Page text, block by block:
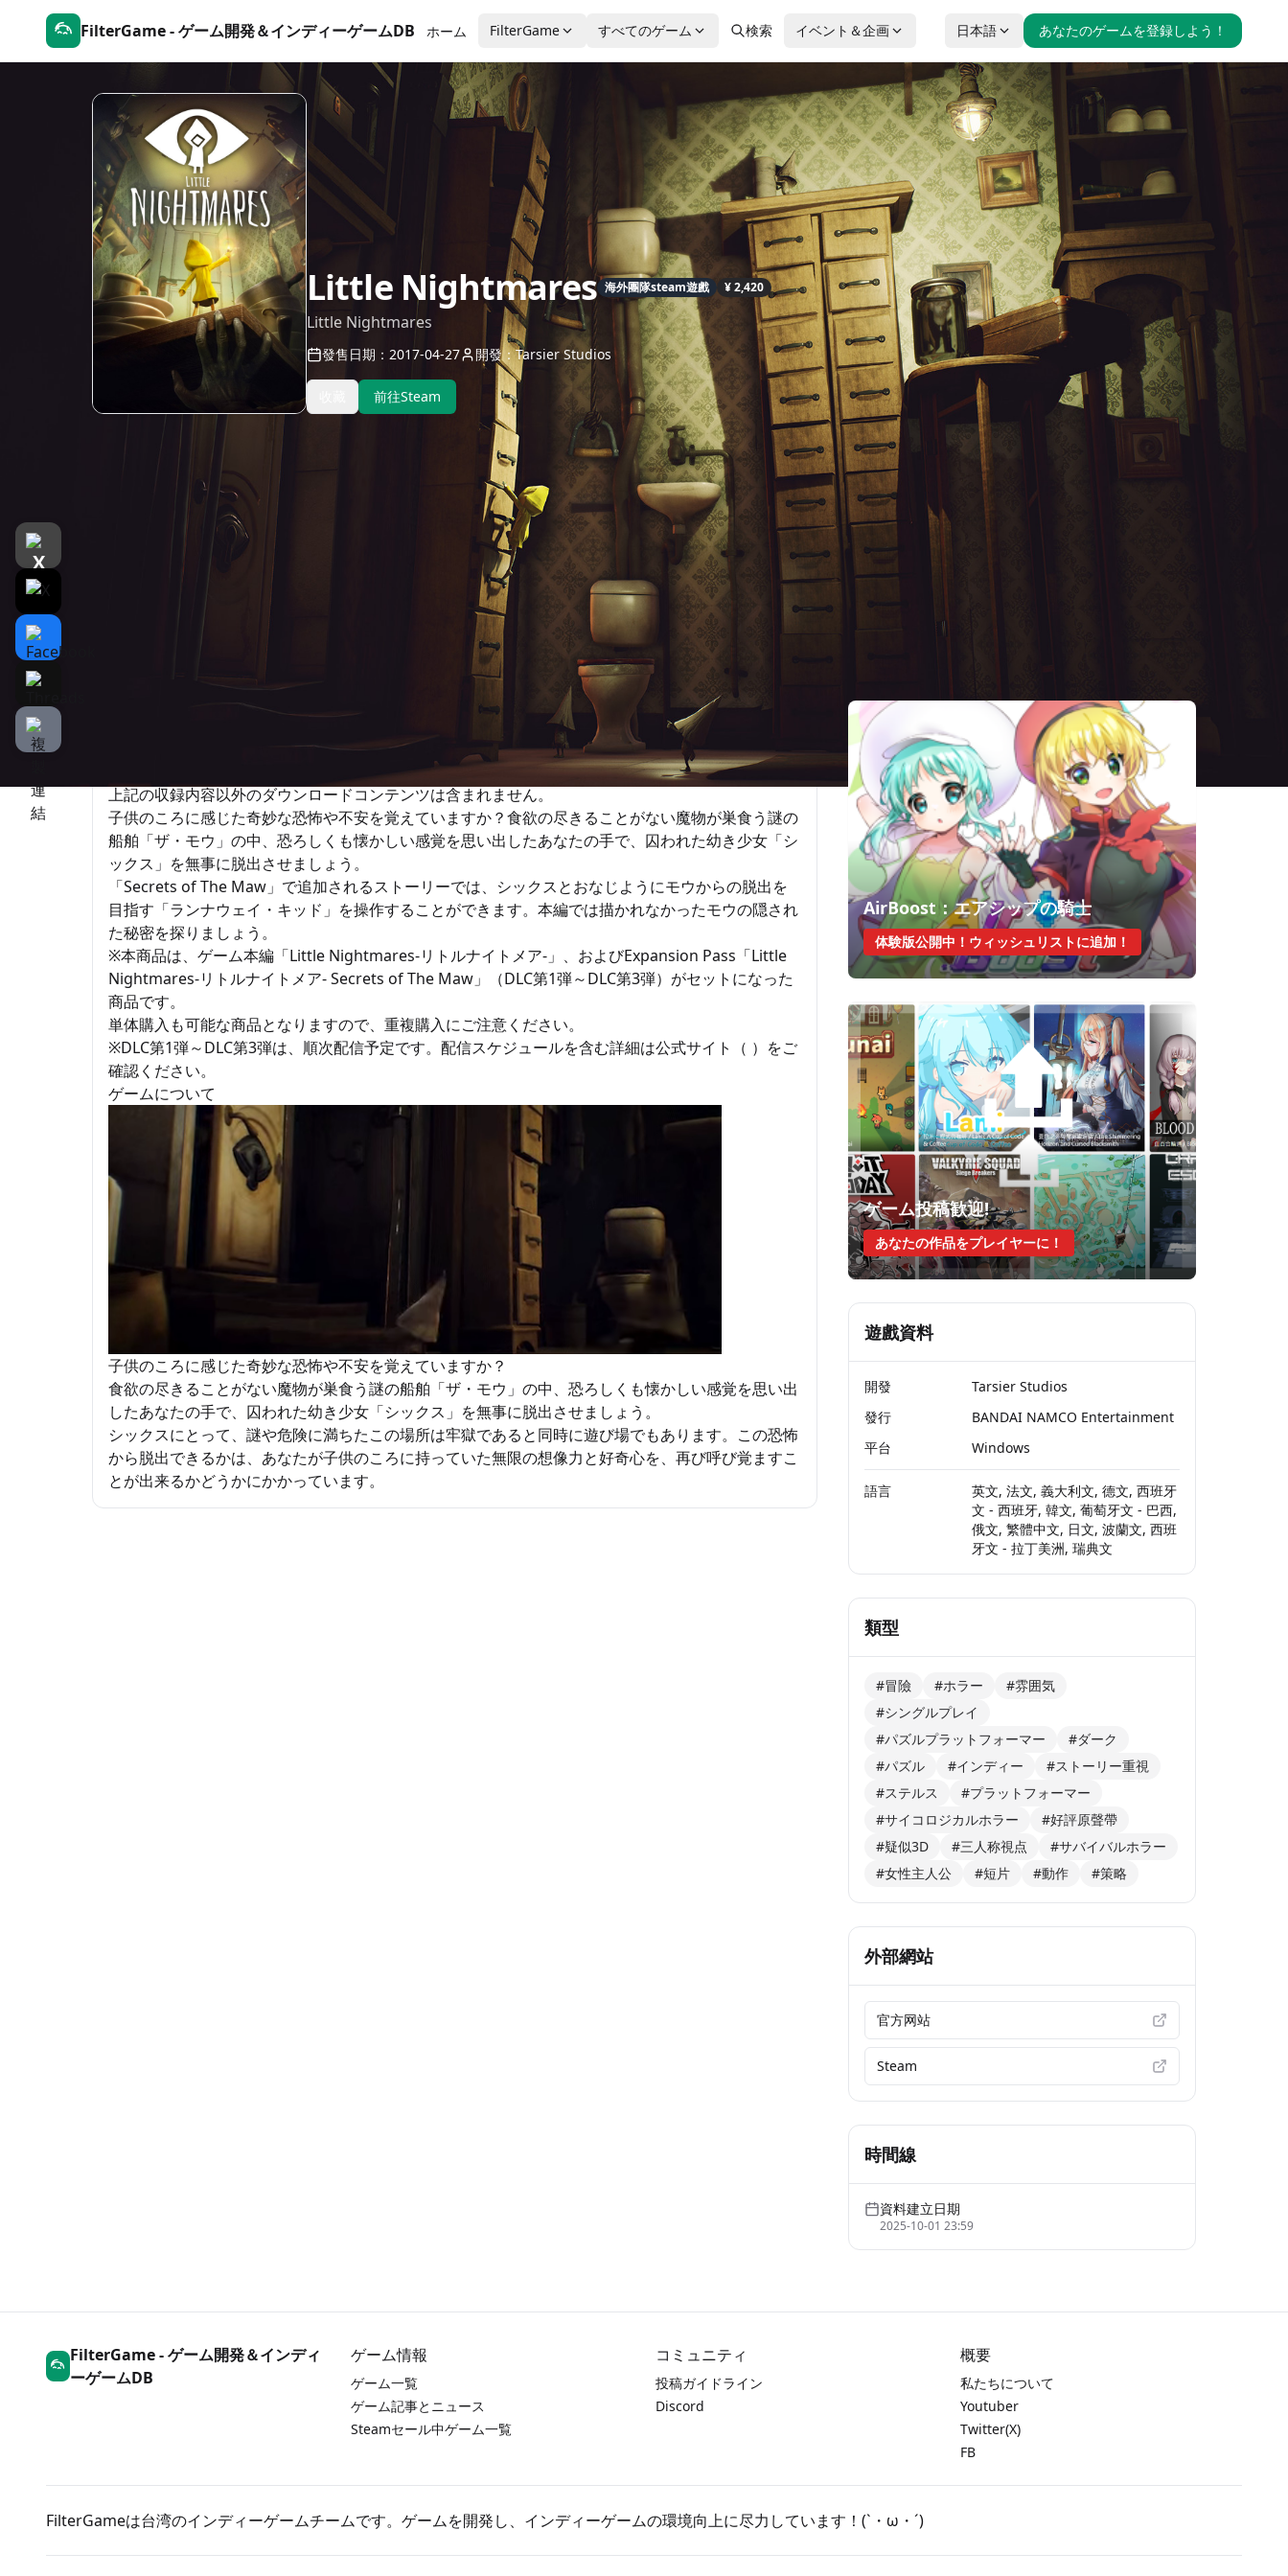
FilterGame - ゲーム開発＆インディーゲームDB ホーム FilterGame すべてのゲーム 検索 イベント＆企画 日本語 あなたのゲームを登録しよう！
Little Nightmares 海外團隊steam遊戲 ¥ 2,420
Little Nightmares
發售日期：2017-04-27 開發：Tarsier Studios
前往Steam
最後更新：2025-10-01
介紹 関連記事
コンプリートエディション
（1）Little Nightmares-リトルナイトメア-本編
（2)Expansion Pass「Little Nightmares－リトルナイトメア－ Secrets of The Maw」（DLC第1
※ダウンロードコンテンツとして別途配信中の、オリジナルサウンドトラック、さかさまのティーポ
上記の収録内容以外のダウンロードコンテンツは含まれません。
子供のころに感じた奇妙な恐怖や不安を覚えていますか？食欲の尽きることがない魔物が巣食う謎の
船舶「ザ・モウ」の中、恐ろしくも懐かしい感覚を思い出したあなたの手で、囚われた幼き少女「シ
ックス」を無事に脱出させましょう。
「Secrets of The Maw」で追加されるストーリーでは、シックスとおなじようにモウからの脱出を
目指す「ランナウェイ・キッド」を操作することができます。本編では描かれなかったモウの隠され
た秘密を探りましょう。
※本商品は、ゲーム本編「Little Nightmares-リトルナイトメア-」、およびExpansion Pass「Little
Nightmares-リトルナイトメア- Secrets of The Maw」（DLC第1弾～DLC第3弾）がセットになった
商品です。
単体購入も可能な商品となりますので、重複購入にご注意ください。
※DLC第1弾～DLC第3弾は、順次配信予定です。配信スケジュールを含む詳細は公式サイト（ ）をご
確認ください。
ゲームについて
子供のころに感じた奇妙な恐怖や不安を覚えていますか？
食欲の尽きることがない魔物が巣食う謎の船舶「ザ・モウ」の中、恐ろしくも懐かしい感覚を思い出
したあなたの手で、囚われた幼き少女「シックス」を無事に脱出させましょう。
シックスにとって、謎や危険に満ちたこの場所は牢獄であると同時に遊び場でもあります。この恐怖
から脱出できるかは、あなたが子供のころに持っていた無限の想像力と好奇心を、再び呼び覚ますこ
とが出来るかどうかにかかっています。
相似遊戲
Shady Part
of Me
UNREAL LIFE
AirBoost：エアシップの騎士
体験版公開中！ウィッシュリストに追加！
ゲーム投稿歓迎!
あなたの作品をプレイヤーに！
遊戲資料
開發
Tarsier Studios
發行
BANDAI NAMCO Entertainment
平台
Windows
語言
英文, 法文, 義大利文, 德文, 西班牙
文 - 西班牙, 韓文, 葡萄牙文 - 巴西,
俄文, 繁體中文, 日文, 波蘭文, 西班
牙文 - 拉丁美洲, 瑞典文
類型
#冒險 #ホラー
#雰囲気
#シングルプレイ
#パズルプラットフォーマー
#ダーク
#パズル
#インディー
#ストーリー重視
#ステルス
#プラットフォーマー
#サイコロジカルホラー
#好評原聲帶
#疑似3D
#三人称視点
#サバイバルホラー
#女性主人公
#短片 #動作 #策略
外部網站
官方网站
Steam
時間線
資料建立日期
2025-10-01 23:59
FilterGame - ゲーム開発＆インディ
ーゲームDB
ゲーム情報
ゲーム一覧
ゲーム記事とニュース
Steamセール中ゲーム一覧
コミュニティ
投稿ガイドライン
Discord
概要
私たちについて
Youtuber
Twitter(X)
FB
FilterGameは台湾のインディーゲームチームです。ゲームを開発し、インディーゲームの環境向上に尽力しています！(`・ω・´)